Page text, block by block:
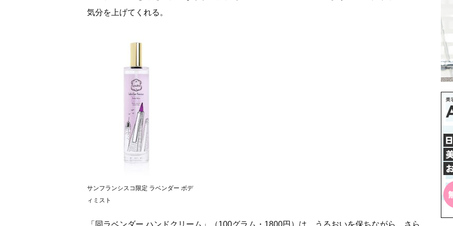
気分を上げてくれる。
サンフランシスコ限定 ラベンダー ボデ
ィミスト
「同ラベンダー ハンドクリーム」（100グラム・1800円）は、うるおいを保ちながら、さら